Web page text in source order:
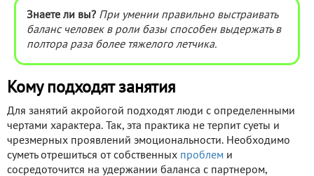
Знаете ли вы? При умении правильно выстраивать
баланс человек в роли базы способен выдержать в
полтора раза более тяжелого летчика.
Кому подходят занятия
Для занятий акройогой подходят люди с определенными
чертами характера. Так, эта практика не терпит суеты и
чрезмерных проявлений эмоциональности. Необходимо
суметь отрешиться от собственных проблем и
сосредоточится на удержании баланса с партнером,